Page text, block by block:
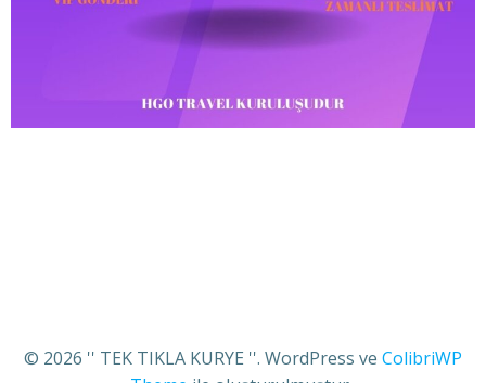
© 2026 '' TEK TIKLA KURYE ''. WordPress ve ColibriWP